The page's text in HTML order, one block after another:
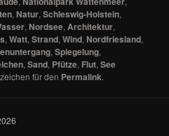
, Natur,Schleswig-Holstein,
, Nordsee, Architektur,
,Watt,Strand,Wind, Nordfriesland,
,Spiegelung,
,Sand, Pfütze, Flut,See
für den Permalink.